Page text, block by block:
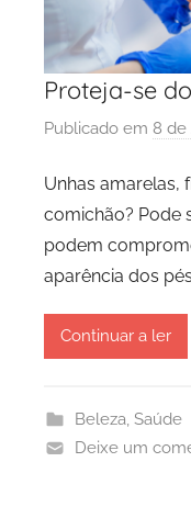
Proteja-se
Publicado em 8 de
Unhas amarelas,
comichão? Pode
podem
aparência dos
Continuar a ler
Beleza Saúde
Deixe um